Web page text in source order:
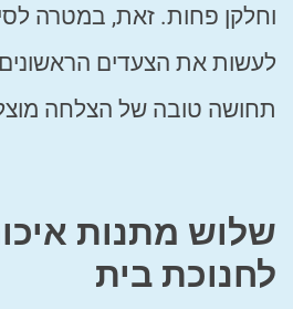
וחלקן פחות. זאת, במטרה
לעשות את הצעדים הראשונים
תחושה טובה של הצלחה
שלוש מתנות
לחנוכת בית